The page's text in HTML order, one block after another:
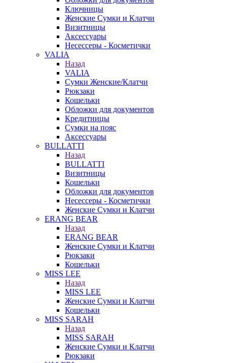
Ключницы
Женские Сумки и Клатчи
Визитницы
Аксессуары
Несессеры - Косметички
VALIA
Назад
VALIA
Сумки Женские/Клатчи
Рюкзаки
Кошельки
Обложки для документов
Кредитницы
Сумки на пояс
Аксессуары
BULLATTI
Назад
BULLATTI
Визитницы
Кошельки
Обложки для документов
Несессеры - Косметички
Женские Сумки и Клатчи
ERANG BEAR
Назад
ERANG BEAR
Женские Сумки и Клатчи
Рюкзаки
Кошельки
MISS LEE
Назад
MISS LEE
Женские Сумки и Клатчи
Кошельки
MISS SARAH
Назад
MISS SARAH
Женские Сумки и Клатчи
Рюкзаки